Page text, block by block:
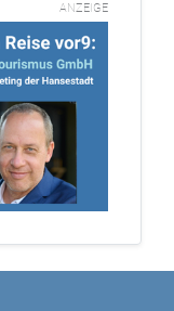
ANZEIGE